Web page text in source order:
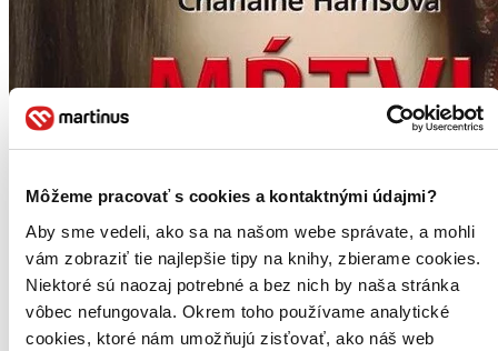
Môžeme pracovať s cookies a kontaktnými údajmi?
Aby sme vedeli, ako sa na našom webe správate, a mohli
vám zobraziť tie najlepšie tipy na knihy, zbierame cookies.
Niektoré sú naozaj potrebné a bez nich by naša stránka
vôbec nefungovala. Okrem toho používame analytické
cookies, ktoré nám umožňujú zisťovať, ako náš web